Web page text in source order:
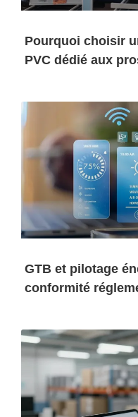
Pourquoi choisir
PVC dédié aux
GTB et pilotage
conformité